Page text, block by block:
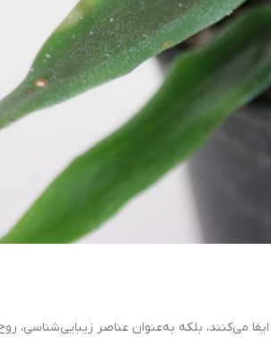
عناصر زیبایی‌شناسی، روح تازه‌ای به طراحی